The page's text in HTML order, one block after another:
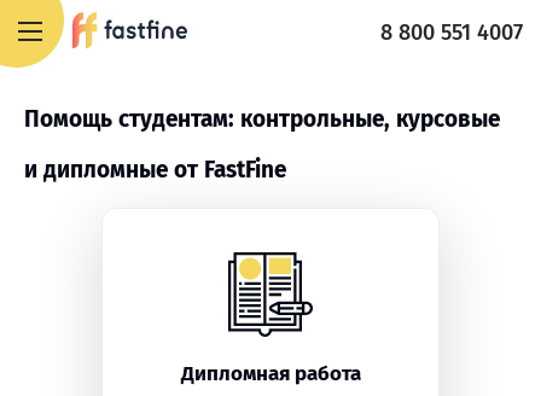
8 800 551 4007
Помощь студентам: контрольные, курсовые
и дипломные от FastFine
Дипломная работа